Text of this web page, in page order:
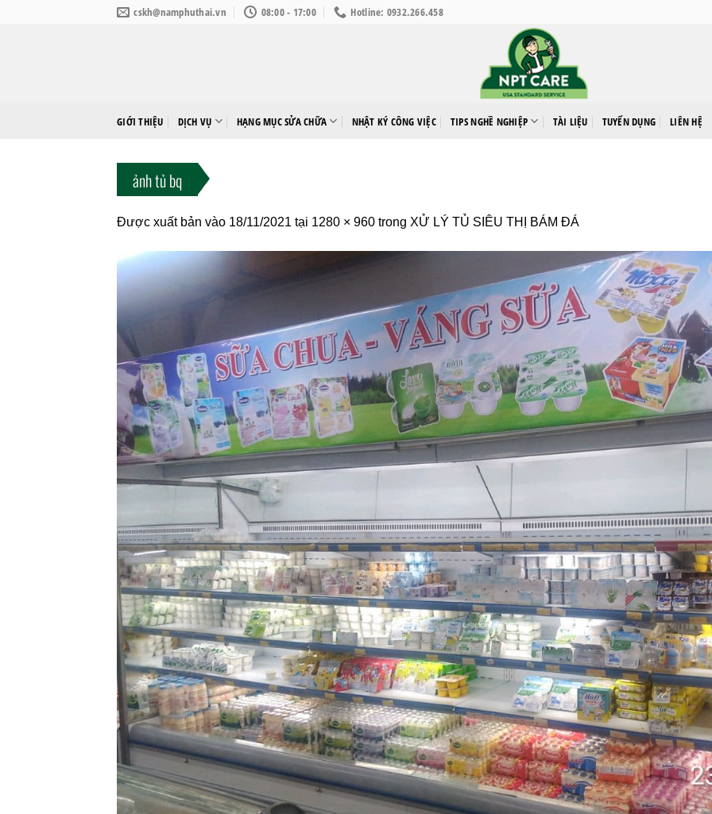
cskh@namphuthai.vn 08:00 - 17:00 Hotline: 0932.266.458
GIỚI THIỆU DỊCH VỤ HẠNG MỤC SỬA CHỮA NHẬT KÝ CÔNG VIỆC TIPS NGHỀ NGHIỆP TÀI LIỆU TUYỂN DỤNG LIÊN HỆ
ảnh tủ bq
Được xuất bản vào 18/11/2021 tại 1280 × 960 trong XỬ LÝ TỦ SIÊU THỊ BÁM ĐÁ